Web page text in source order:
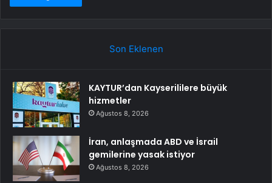
Son Eklenen
KAYTUR’dan Kayserililere büyük
hizmetler
Ağustos 8, 2026
İran, anlaşmada ABD ve İsrail
gemilerine yasak istiyor
Ağustos 8, 2026